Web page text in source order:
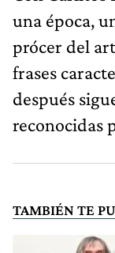
una época,
prócer del
frases
después
reconocidas
TAMBIÉN TE